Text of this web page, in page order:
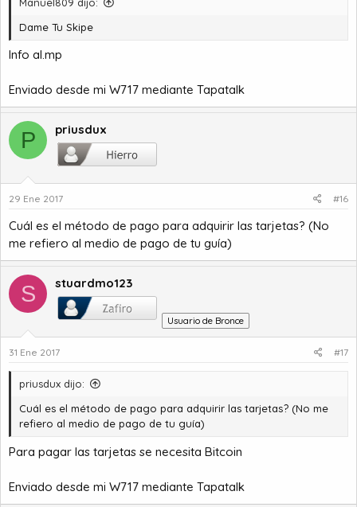
Dame Tu Skipe
Info al.mp
Enviado desde mi W717 mediante Tapatalk
P priusdux
29 Ene 2017 #16
Cuál es el método de pago para adquirir las tarjetas? (No
me refiero al medio de pago de tu guía)
S stuardmo123
Usuario de Bronce
31 Ene 2017 #17
priusdux dijo:
Cuál es el método de pago para adquirir las tarjetas? (No me
refiero al medio de pago de tu guía)
Para pagar las tarjetas se necesita Bitcoin
Enviado desde mi W717 mediante Tapatalk